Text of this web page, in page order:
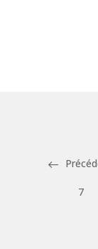
7